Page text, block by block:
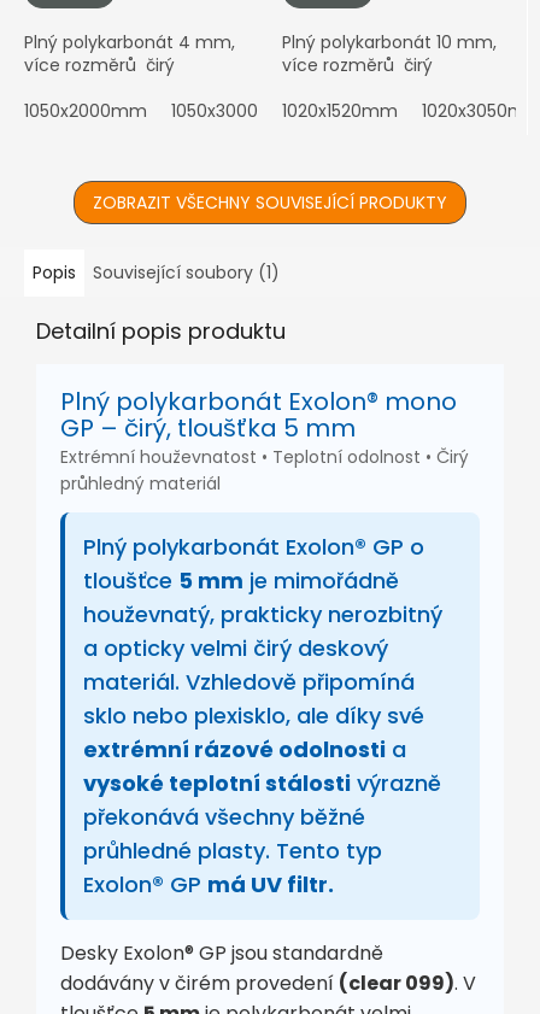
Plný polykarbonát 4 mm,
více rozměrů čirý
1050x2000mm
1050x3000mm 1050x4000mm
Plný polykarbonát 10 mm,
více rozměrů čirý
1020x1520mm
ZOBRAZIT VŠECHNY SOUVISEJÍCÍ PRODUKTY
Popis Související soubory (1)
Detailní popis produktu
Plný polykarbonát Exolon® mono
GP – čirý, tloušťka 5 mm
Extrémní houževnatost • Teplotní odolnost • Čirý
průhledný materiál
Plný polykarbonát Exolon® GP o
tloušťce 5 mm je mimořádně
houževnatý, prakticky nerozbitný
a opticky velmi čirý deskový
materiál. Vzhledově připomíná
sklo nebo plexisklo, ale díky své
extrémní rázové odolnosti a
vysoké teplotní stálosti výrazně
překonává všechny běžné
průhledné plasty. Tento typ
Exolon® GP má UV filtr.
Desky Exolon® GP jsou standardně
dodávány v čirém provedení (clear 099). V